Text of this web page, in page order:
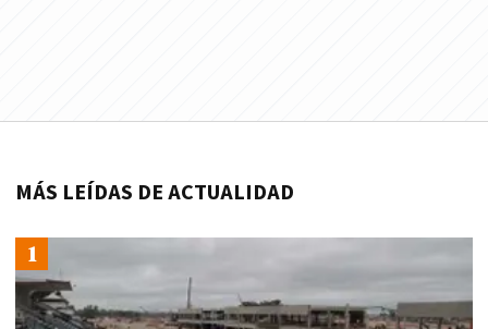
MÁS LEÍDAS DE ACTUALIDAD